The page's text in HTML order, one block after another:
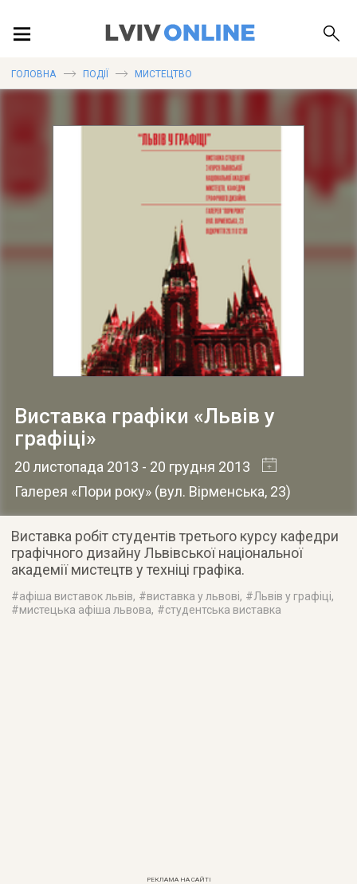
ПУБЛІКАЦІЇ
ГОЛОВНА ПОДІЇ МИСТЕЦТВО
Виставка графіки «Львів у
графіці»
20 листопада 2013 - 20 грудня 2013
Галерея «Пори року» (вул. Вірменська, 23)
Виставка робіт студентів третього курсу кафедри
графічного дизайну Львівської національної
академії мистецтв у техніці графіка.
#афіша виставок львів, #виставка у львові, #Львів у графіці,
#мистецька афіша львова, #студентська виставка
РЕКЛАМА НА САЙТІ